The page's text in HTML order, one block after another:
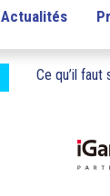
Actualités
Ce qu’il faut